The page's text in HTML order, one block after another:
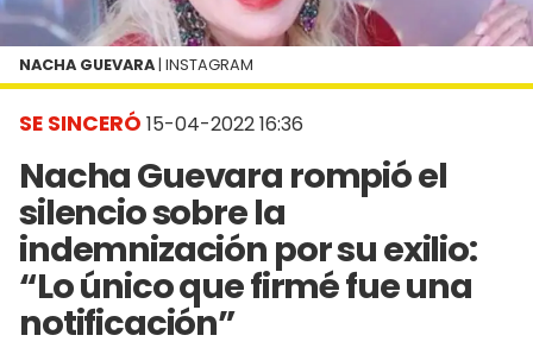
SE SINCERÓ 15-04-2022 16:36
Nacha Guevara rompió el
silencio sobre la
indemnización por su exilio:
“Lo único que firmé fue una
notificación”
NACHA GUEVARA | INSTAGRAM